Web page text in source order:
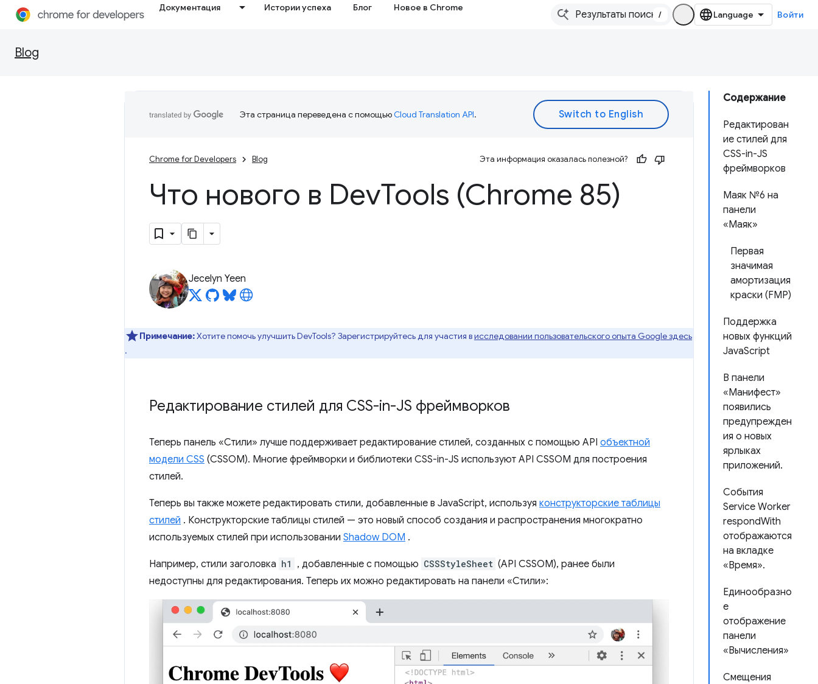
Документация Истории успеха Блог Новое в Chrome
/ Войти
Blog
Содержание
Редактирован
ие стилей для
CSS-in-JS
фреймворков
Маяк №6 на
панели
«Маяк»
Первая
значимая
амортизация
краски (FMP)
Поддержка
новых функций
JavaScript
В панели
«Манифест»
появились
предупрежден
ия о новых
ярлыках
приложений.
События
Service Worker
respondWith
отображаются
на вкладке
«Время».
Единообразно
е
отображение
панели
«Вычисления»
Смещения
Эта страница переведена с помощьюCloud Translation API.
Chrome for Developers Blog Эта информация оказалась полезной?
Что нового в DevTools (Chrome 85)
Jecelyn Yeen
Примечание:Хотите помочь улучшить DevTools? Зарегистрируйтесь для участия висследовании пользовательского опыта Google здесь
.
Редактирование стилей для CSS-in-JS фреймворков
Теперь панель «Стили» лучше поддерживает редактирование стилей, созданных с помощью API объектной
модели CSS (CSSOM). Многие фреймворки и библиотеки CSS-in-JS используют API CSSOM для построения
стилей.
Теперь вы также можете редактировать стили, добавленные в JavaScript, используя конструкторские таблицы
стилей . Конструкторские таблицы стилей — это новый способ создания и распространения многократно
используемых стилей при использовании Shadow DOM .
Например, стили заголовка h1 , добавленные с помощью CSSStyleSheet (API CSSOM), ранее были
недоступны для редактирования. Теперь их можно редактировать на панели «Стили»: